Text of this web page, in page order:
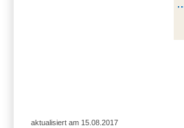
aktualisiert am 15.08.2017